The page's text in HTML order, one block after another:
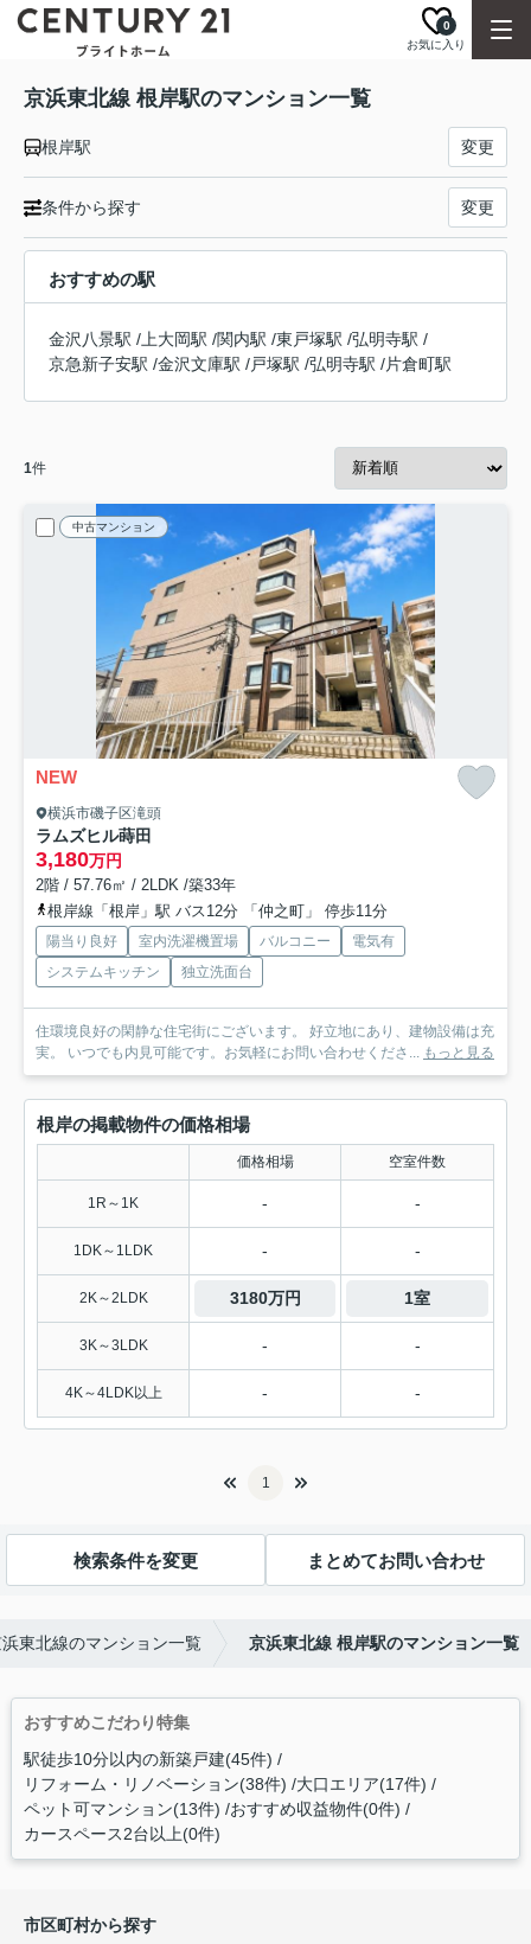
お気に入り
0
京浜東北線 根岸駅のマンション一覧
根岸駅 変更
条件から探す 変更
おすすめの駅
金沢八景駅 / 上大岡駅 /関内駅 /東戸塚駅 /弘明寺駅 /
京急新子安駅 /金沢文庫駅 /戸塚駅 /弘明寺駅 /片倉町駅
1件
中古マンション
NEW
横浜市磯子区滝頭
ラムズヒル蒔田
3,180万円
2階 / 57.76㎡ / 2LDK /築33年
根岸線「根岸」駅 バス12分 「仲之町」 停歩11分
陽当り良好 室内洗濯機置場 バルコニー
電気有
システムキッチン
独立洗面台
住環境良好の閑静な住宅街にございます。 好立地にあり、建物設備は充
実。 いつでも内見可能です。お気軽にお問い合わせくださ... もっと見る
根岸の掲載物件の価格相場
価格相場 空室件数
1R～1K - -
1DK～1LDK - -
2K～2LDK 3180万円 1室
3K～3LDK - -
4K～4LDK以上 - -
1
検索条件を変更 まとめてお問い合わせ
東北線のマンション一覧 京浜東北線 根岸駅のマンション一覧
おすすめこだわり特集
駅徒歩10分以内の新築戸建(45件)
リフォーム・リノベーション(38件) 大口エリア(17件)
ペット可マンション(13件) おすすめ収益物件(0件)
カースペース2台以上(0件)
市区町村から探す